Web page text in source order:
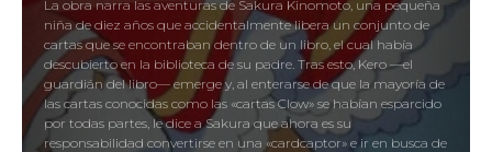
La obra narra las aventuras de Sakura Kinomoto, una pequeña
niña de diez años que accidentalmente libera un conjunto de
cartas que se encontraban dentro de un libro, el cual había
descubierto en la biblioteca de su padre. Tras esto, Kero —el
guardián del libro— emerge y, al enterarse de que la mayoría de
las cartas conocidas como las «cartas Clow» se habían esparcido
por todas partes, le dice a Sakura que ahora es su
responsabilidad convertirse en una «cardcaptor» e ir en busca de